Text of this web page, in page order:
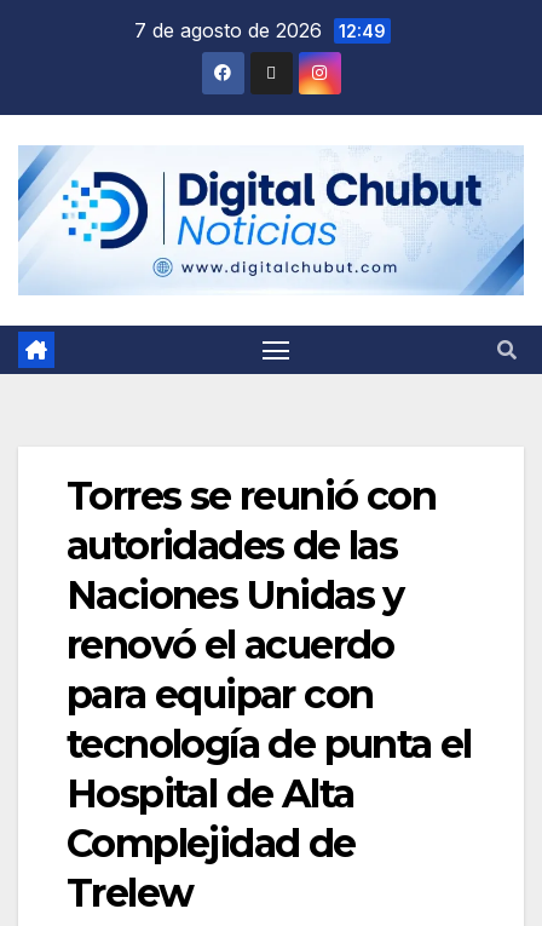
7 de agosto de 2026 12:49
Torres se reunió con
autoridades de las
Naciones Unidas y
renovó el acuerdo
para equipar con
tecnología de punta el
Hospital de Alta
Complejidad de
Trelew